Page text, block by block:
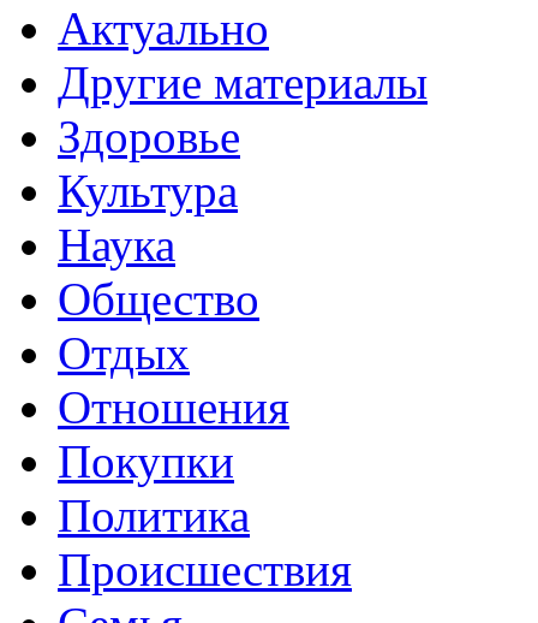
Актуально
Другие материалы
Здоровье
Культура
Наука
Общество
Отдых
Отношения
Покупки
Политика
Происшествия